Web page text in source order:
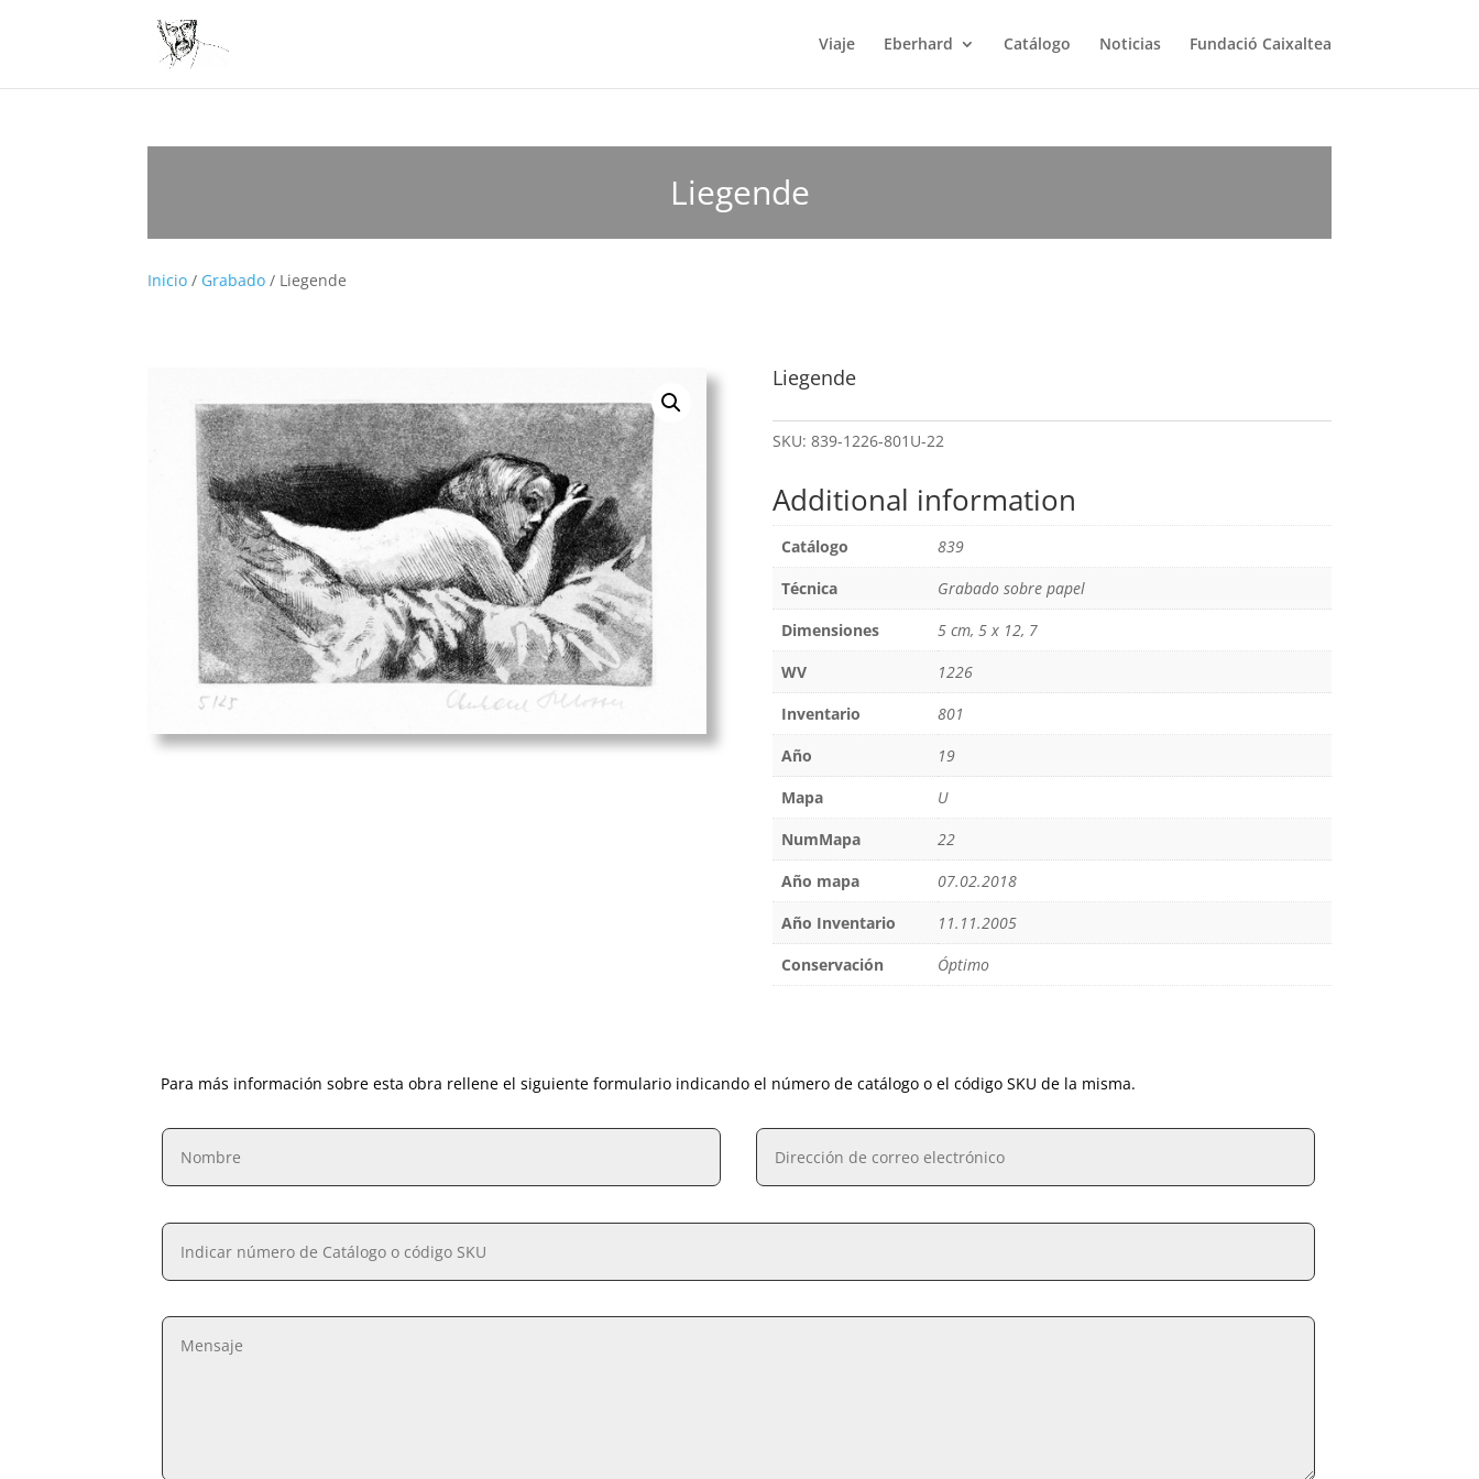
Viaje Eberhard Catálogo Noticias Fundació Caixaltea
Liegende
Inicio / Grabado / Liegende
Liegende
SKU: 839-1226-801U-22
Additional information
Catálogo
839
Técnica
Grabado sobre papel
Dimensiones
5 cm, 5 x 12, 7
WV
1226
Inventario
801
Año
19
Mapa
U
NumMapa
22
Año mapa
07.02.2018
Año Inventario
11.11.2005
Conservación
Óptimo
Para más información sobre esta obra rellene el siguiente formulario indicando el número de catálogo o el código SKU de la misma.